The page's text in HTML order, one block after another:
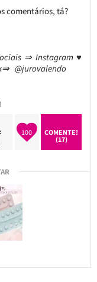
comentários, tá?
⇒ Instagram ♥
@jurovalendo
100
COMENTE!
(17)